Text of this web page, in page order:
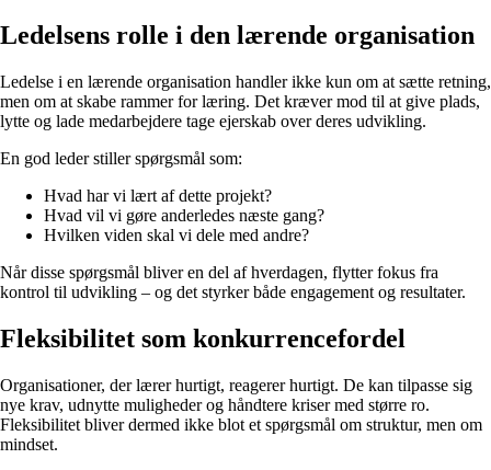
Ledelsens rolle i den lærende organisation
Ledelse i en lærende organisation handler ikke kun om at sætte retning,
men om at skabe rammer for læring. Det kræver mod til at give plads,
lytte og lade medarbejdere tage ejerskab over deres udvikling.
En god leder stiller spørgsmål som:
Hvad har vi lært af dette projekt?
Hvad vil vi gøre anderledes næste gang?
Hvilken viden skal vi dele med andre?
Når disse spørgsmål bliver en del af hverdagen, flytter fokus fra
kontrol til udvikling – og det styrker både engagement og resultater.
Fleksibilitet som konkurrencefordel
Organisationer, der lærer hurtigt, reagerer hurtigt. De kan tilpasse sig
nye krav, udnytte muligheder og håndtere kriser med større ro.
Fleksibilitet bliver dermed ikke blot et spørgsmål om struktur, men om
mindset.